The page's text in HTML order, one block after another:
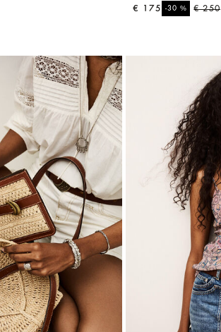
€ 250
-30 %
€ 175